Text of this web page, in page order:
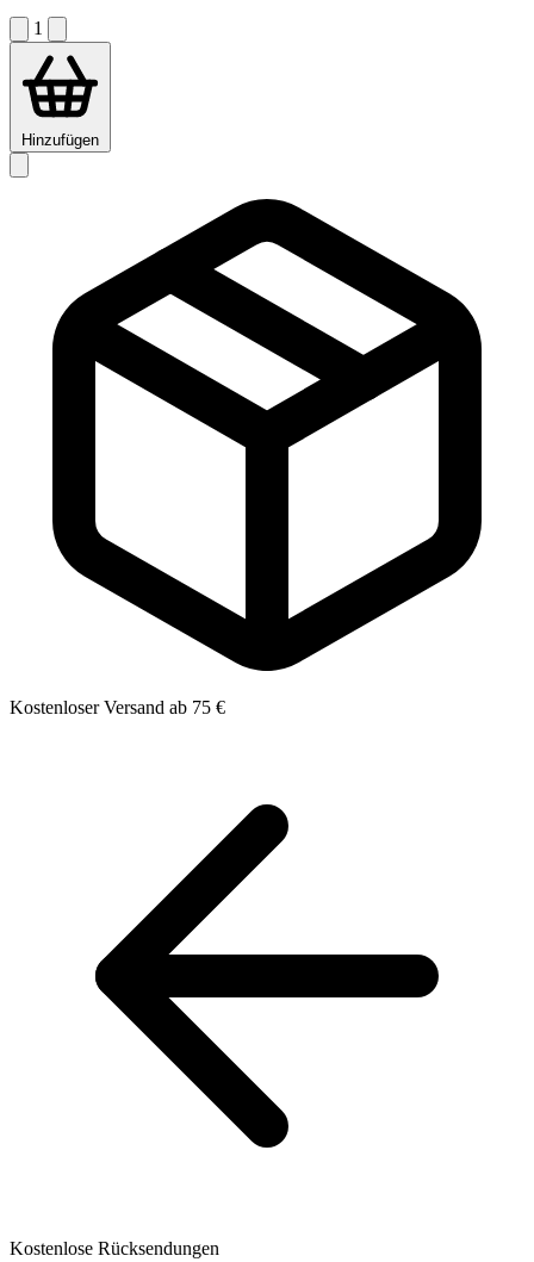
1
Hinzufügen
Kostenloser Versand ab 75 €
Kostenlose Rücksendungen